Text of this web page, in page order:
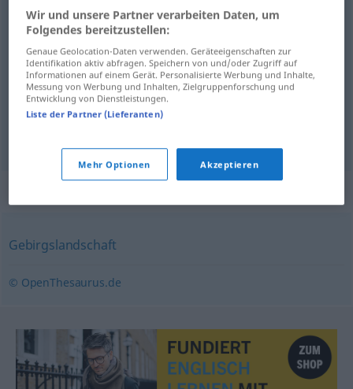
mountainlandscape Berglandschaft
mountainous region Berglandschaft
Gebirgslandschaft
© OpenThesaurus.de
Wir und unsere Partner verarbeiten Daten, um
Folgendes bereitzustellen:
Genaue Geolocation-Daten verwenden. Geräteeigenschaften zur
Identifikation aktiv abfragen. Speichern von und/oder Zugriff auf
Informationen auf einem Gerät. Personalisierte Werbung und Inhalte,
Messung von Werbung und Inhalten, Zielgruppenforschung und
Entwicklung von Dienstleistungen.
Liste der Partner (Lieferanten)
Mehr Optionen Akzeptieren